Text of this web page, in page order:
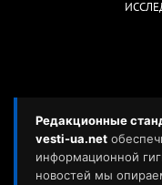
Редакционные
vesti-ua.net
информационной
новостей мы